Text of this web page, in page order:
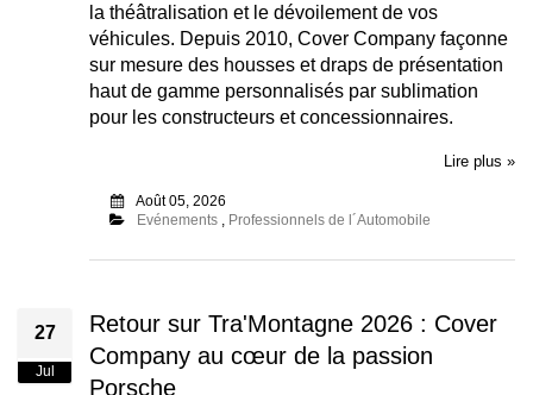
la théâtralisation et le dévoilement de vos
véhicules. Depuis 2010, Cover Company façonne
sur mesure des housses et draps de présentation
haut de gamme personnalisés par sublimation
pour les constructeurs et concessionnaires.
Lire plus »
Août 05, 2026
Evénements, Professionnels de l´Automobile
27
Jul
Retour sur Tra'Montagne 2026 : Cover
Company au cœur de la passion
Porsche